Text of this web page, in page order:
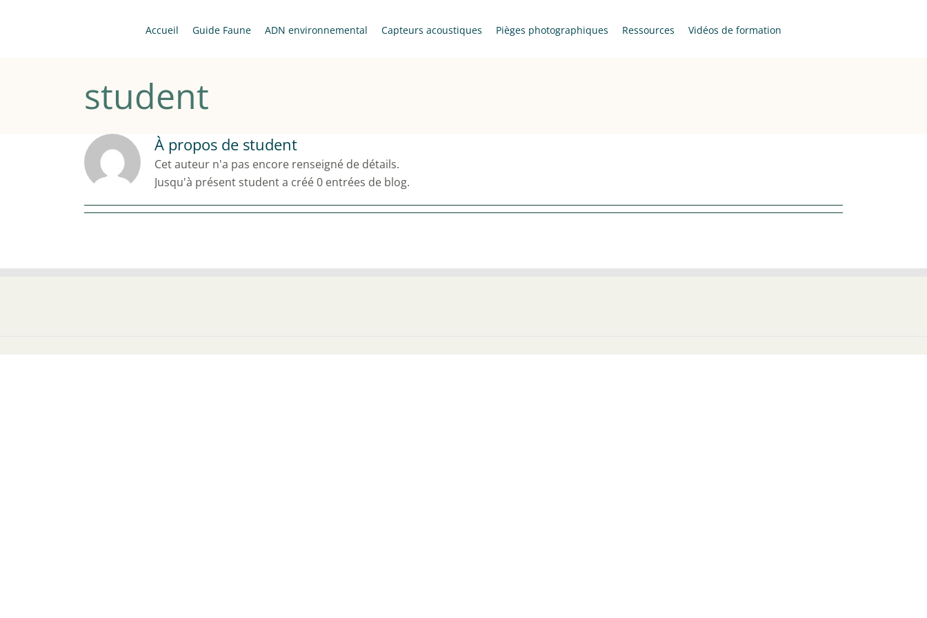
Accueil Guide Faune ADN environnemental Capteurs acoustiques Pièges photographiques Ressources Vidéos de formation
student
À propos de student
Cet auteur n'a pas encore renseigné de détails.
Jusqu'à présent student a créé 0 entrées de blog.